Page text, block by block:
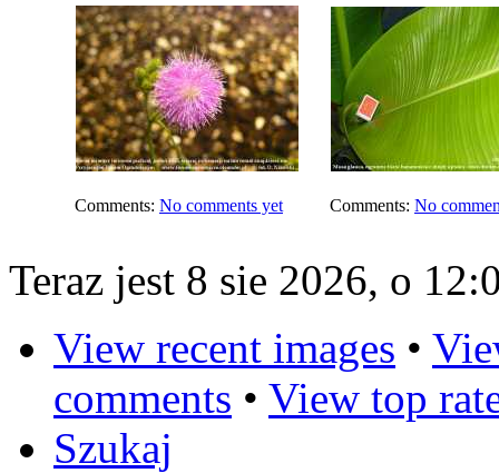
Comments: No comments yet Comments: No
Teraz jest 8 sie 2026, o
View recent images •
comments • View top
Szukaj